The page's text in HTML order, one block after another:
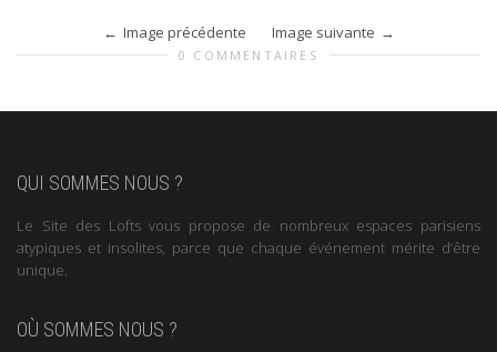
Image précédente Image suivante
0 COMMENTAIRES
QUI SOMMES NOUS ?
Le Site des Lofts vous propose de nombreux espaces parisiens
atypiques et insolites, parce que chaque événement mérite d’être
unique.
OÙ SOMMES NOUS ?